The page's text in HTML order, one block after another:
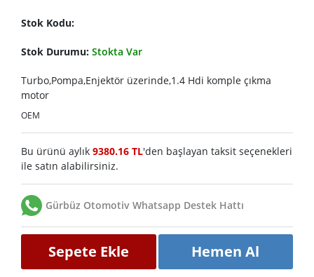
Stok Kodu:
Stok Durumu: Stokta Var
Turbo,Pompa,Enjektör üzerinde,1.4 Hdi komple çıkma
motor
OEM
Bu ürünü aylık 9380.16 TL'den başlayan taksit seçenekleri
ile satın alabilirsiniz.
Gürbüz Otomotiv Whatsapp Destek Hattı
Sepete Ekle Hemen Al